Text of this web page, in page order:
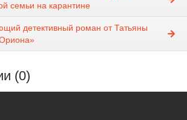
семьи на карантине
детективный роман от Татьяны
(0)